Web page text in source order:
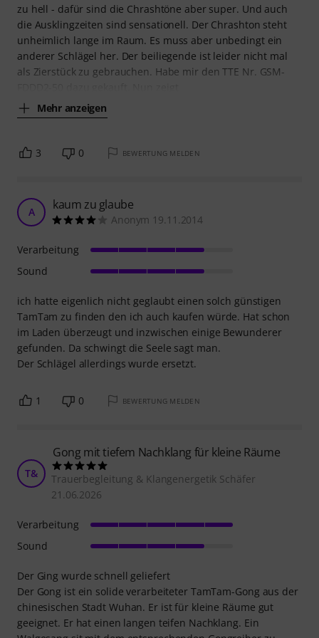
zu hell - dafür sind die Chrashtöne aber super. Und auch
die Ausklingzeiten sind sensationell. Der Chrashton steht
unheimlich lange im Raum. Es muss aber unbedingt ein
anderer Schlägel her. Der beiliegende ist leider nicht mal
als Zierstück zu gebrauchen. Habe mir den TTE Nr. GSM-
Mehr anzeigen
3 0 BEWERTUNG MELDEN
A kaum zu glaube
Anonym 19.11.2014
ich hatte eigenlich nicht geglaubt einen solch günstigen
TamTam zu finden den ich auch kaufen würde. Hat schon
im Laden überzeugt und inzwischen einige Bewunderer
gefunden. Da schwingt die Seele sagt man.
Der Schlägel allerdings wurde ersetzt.
Verarbeitung
Sound
1 0 BEWERTUNG MELDEN
T&
Gong mit tiefem Nachklang für kleine Räume
Trauerbegleitung & Klangenergetik Schäfer
21.06.2026
Der Ging wurde schnell geliefert
Der Gong ist ein solide verarbeiteter TamTam-Gong aus der
chinesischen Stadt Wuhan. Er ist für kleine Räume gut
geeignet. Er hat einen langen teifen Nachklang. Ein
Verarbeitung
Sound